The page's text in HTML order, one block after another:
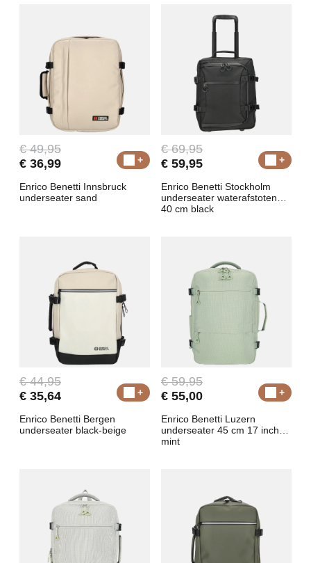
€ 49,95
€ 36,99
Enrico Benetti Innsbruck
underseater sand
€ 69,95
€ 59,95
Enrico Benetti Stockholm
underseater waterafstotend
40 cm black
€ 44,95
€ 35,64
Enrico Benetti Bergen
underseater black-beige
€ 59,95
€ 55,00
Enrico Benetti Luzern
underseater 45 cm 17 inch
mint